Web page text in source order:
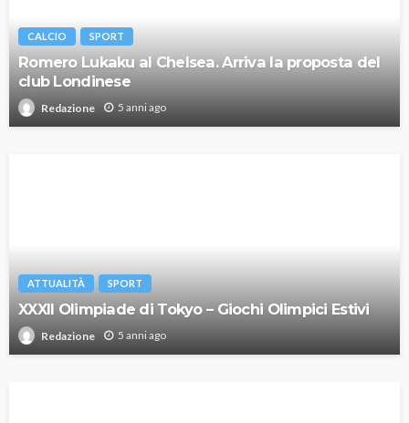
CALCIO SPORT
Romero Lukaku al Chelsea. Arriva la proposta del
club Londinese
Redazione 5 anni ago
ATTUALITÀ SPORT
XXXII Olimpiade di Tokyo – Giochi Olimpici Estivi
Redazione 5 anni ago